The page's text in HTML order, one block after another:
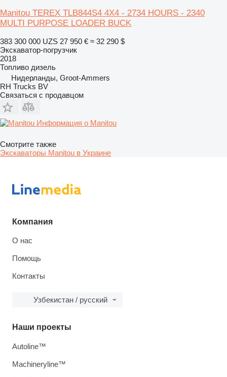
Manitou TEREX TLB844S4 4X4 - 2734 HOURS - 2340
MULTI PURPOSE LOADER BUCK
383 300 000 UZS 27 950 € ≈ 32 290 $
Экскаватор-погрузчик
2018
Топливо дизель
Нидерланды, Groot-Ammers
RH Trucks BV
Связаться с продавцом
Информация о Manitou
Смотрите также
Экскаваторы Manitou в Украине
Компания
О нас
Помощь
Контакты
Узбекистан / русский
Наши проекты
Autoline™
Machineryline™